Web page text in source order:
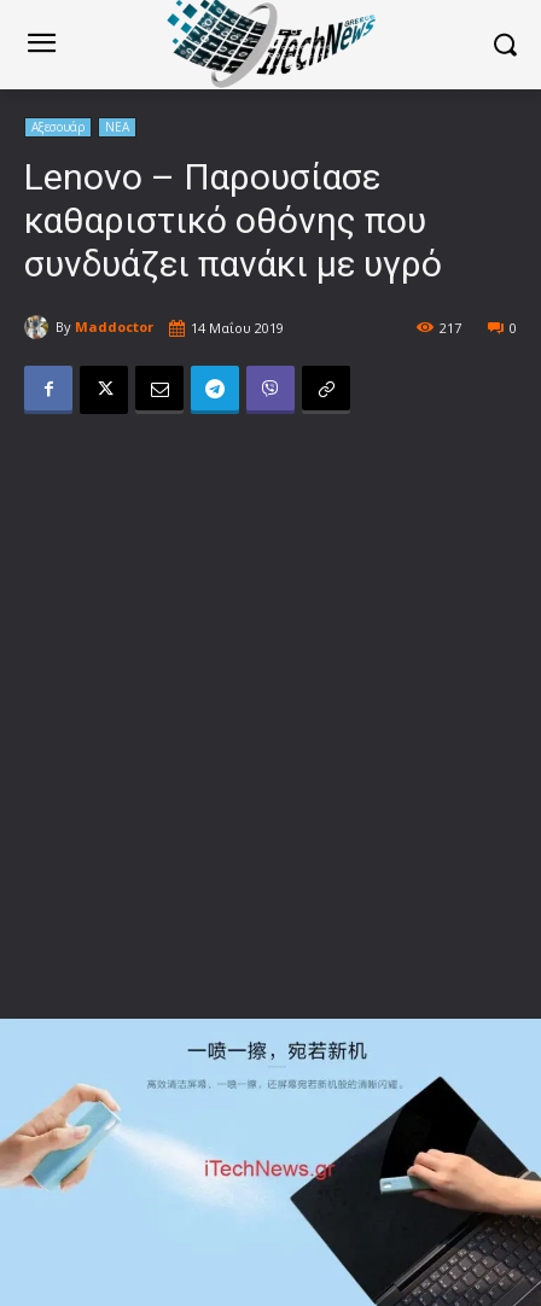
Αξεσουάρ ΝΕΑ
Lenovo – Παρουσίασε
καθαριστικό οθόνης που
συνδυάζει πανάκι με υγρό
By Maddoctor 14 Μαΐου 2019 0
217